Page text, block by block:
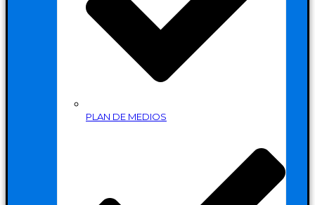
PLAN DE MEDIOS